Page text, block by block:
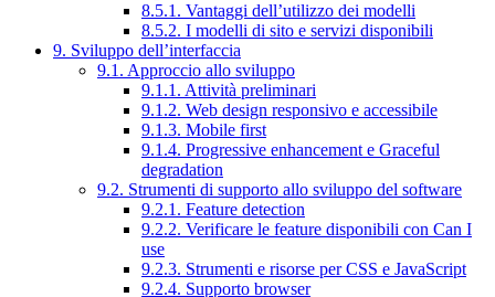
8.5.1. Vantaggi dell’utilizzo dei modelli
8.5.2. I modelli di sito e servizi disponibili
9. Sviluppo dell’interfaccia
9.1. Approccio allo sviluppo
9.1.1. Attività preliminari
9.1.2. Web design responsivo e accessibile
9.1.3. Mobile first
9.1.4. Progressive enhancement e Graceful
degradation
9.2. Strumenti di supporto allo sviluppo del software
9.2.1. Feature detection
9.2.2. Verificare le feature disponibili con Can I
use
9.2.3. Strumenti e risorse per CSS e JavaScript
9.2.4. Supporto browser